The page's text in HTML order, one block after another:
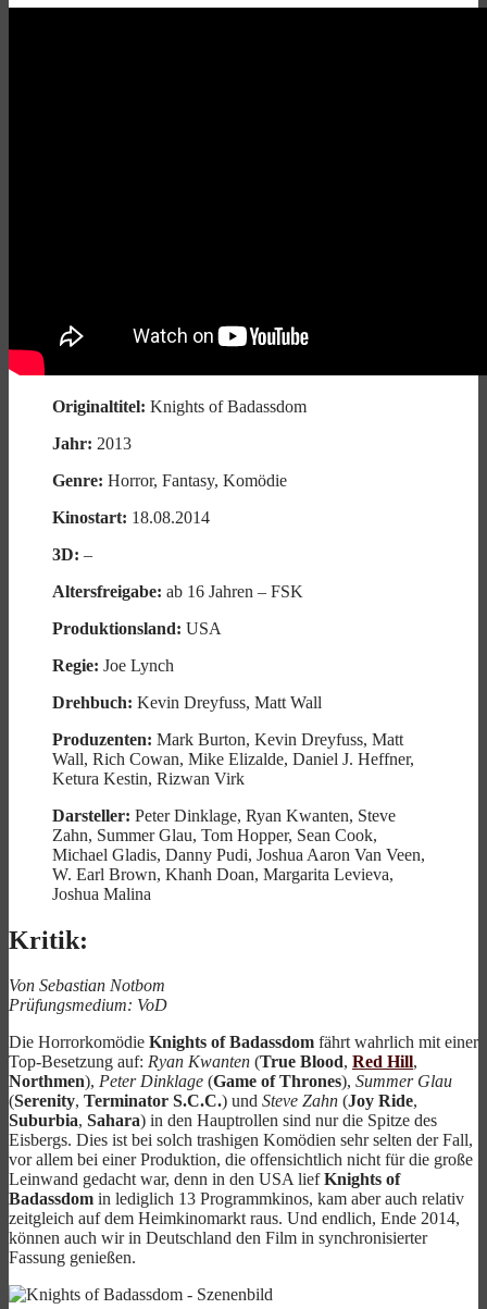
Originaltitel: Knights of Badassdom
Jahr: 2013
Genre: Horror, Fantasy, Komödie
Kinostart: 18.08.2014
3D: –
Altersfreigabe: ab 16 Jahren – FSK
Produktionsland: USA
Regie: Joe Lynch
Drehbuch: Kevin Dreyfuss, Matt Wall
Produzenten: Mark Burton, Kevin Dreyfuss, Matt
Wall, Rich Cowan, Mike Elizalde, Daniel J. Heffner,
Ketura Kestin, Rizwan Virk
Darsteller: Peter Dinklage, Ryan Kwanten, Steve
Zahn, Summer Glau, Tom Hopper, Sean Cook,
Michael Gladis, Danny Pudi, Joshua Aaron Van Veen,
W. Earl Brown, Khanh Doan, Margarita Levieva,
Joshua Malina
Kritik:
Von Sebastian Notbom
Prüfungsmedium: VoD
Die Horrorkomödie Knights of Badassdom fährt wahrlich mit einer
Top-Besetzung auf: Ryan Kwanten (True Blood, Red Hill,
Northmen), Peter Dinklage (Game of Thrones), Summer Glau
(Serenity, Terminator S.C.C.) und Steve Zahn (Joy Ride,
Suburbia, Sahara) in den Hauptrollen sind nur die Spitze des
Eisbergs. Dies ist bei solch trashigen Komödien sehr selten der Fall,
vor allem bei einer Produktion, die offensichtlich nicht für die große
Leinwand gedacht war, denn in den USA liefKnights of
Badassdom in lediglich 13 Programmkinos, kam aber auch relativ
zeitgleich auf dem Heimkinomarkt raus. Und endlich, Ende 2014,
können auch wir in Deutschland den Film in synchronisierter
Fassung genießen.